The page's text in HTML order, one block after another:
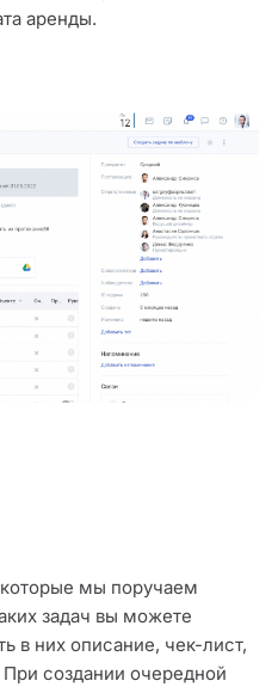
аренды.
мы поручаем
задач вы можете
в них описание, чек-лист,
При создании очередной